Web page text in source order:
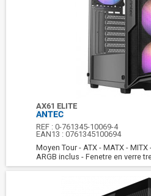
AX61 ELITE
ANTEC
REF :0-761345-10069-4
EAN13 :0761345100694
Moyen Tour - ATX - MATX -
ARGB inclus - Fenetre en verre